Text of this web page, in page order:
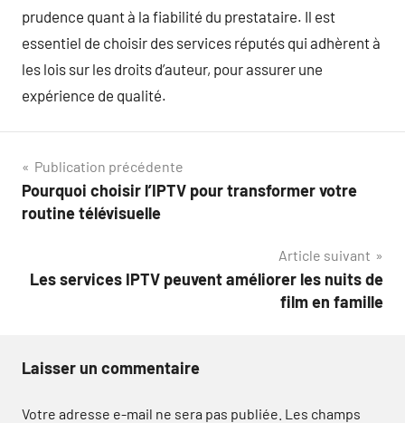
prudence quant à la fiabilité du prestataire. Il est
essentiel de choisir des services réputés qui adhèrent à
les lois sur les droits d’auteur, pour assurer une
expérience de qualité.
Navigation
de
Publication précédente
Pourquoi choisir l’IPTV pour transformer votre
routine télévisuelle
Article suivant
Les services IPTV peuvent améliorer les nuits de
film en famille
Laisser un commentaire
Votre adresse e-mail ne sera pas publiée. Les champs